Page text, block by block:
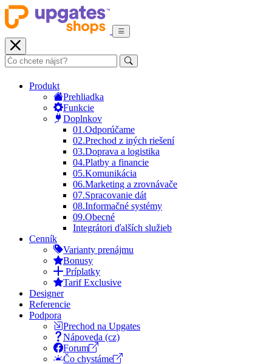
Produkt
Prehliadka
Funkcie
Doplnkov
01.Odporúčame
02.Prechod z iných riešení
03.Doprava a logistika
04.Platby a financie
05.Komunikácia
06.Marketing a zrovnávače
07.Spracovanie dát
08.Informačné systémy
09.Obecné
Integrátori ďalších služieb
Cenník
Varianty prenájmu
Bonusy
Príplatky
Tarif Exclusive
Designer
Referencie
Podpora
Prechod na Upgates
Nápoveda (cz)
Forum
Čo chystáme